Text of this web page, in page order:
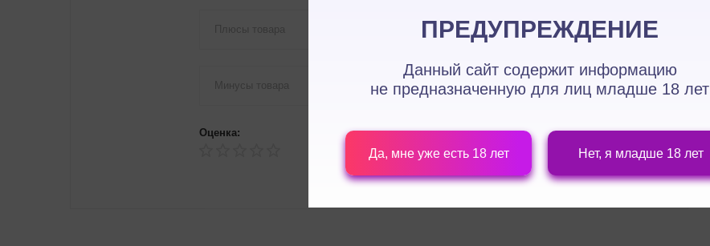
ПРЕДУПРЕЖДЕНИЕ
Данный сайт содержит информацию
не предназначенную для лиц младше 18 лет
Да, мне уже есть 18 лет Нет, я младше 18 лет
Оценка: